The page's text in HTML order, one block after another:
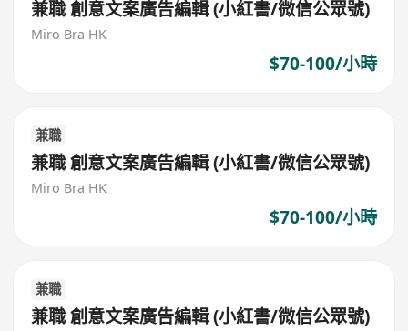
兼職 創意文案廣告編輯 (小紅書/微信公眾號)
Miro Bra HK
$70-100/小時
兼職
兼職 創意文案廣告編輯 (小紅書/微信公眾號)
Miro Bra HK
$70-100/小時
兼職
兼職 創意文案廣告編輯 (小紅書/微信公眾號)